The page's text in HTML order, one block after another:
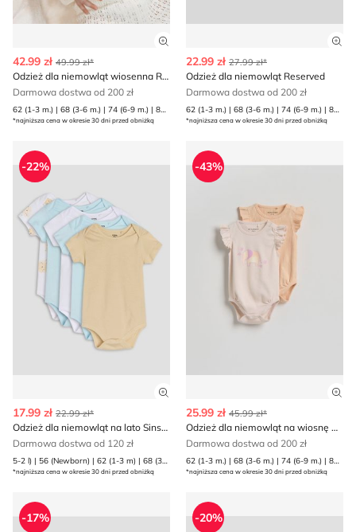
Zobacz szczegóły produktu
42.99 zł 49.99 zł*
Odzież dla niemowląt wiosenna Reserved
Darmowa dostwa od 200 zł
62 (1-3 m.) | 68 (3-6 m.) | 74 (6-9 m.) | 80 (9-12 m.)
*najniższa cena w okresie 30 dni przed obniżką
22.99 zł 27.99 zł*
Odzież dla niemowląt Reserved
Darmowa dostwa od 200 zł
62 (1-3 m.) | 68 (3-6 m.) | 74 (6-9 m.) | 80 (9-12 m.)
*najniższa cena w okresie 30 dni przed obniżką
Odzież dla niemowląt na lato Sinsay
-22%
Zobacz szczegóły produktu
17.99 zł 22.99 zł*
Odzież dla niemowląt na lato Sinsay
Darmowa dostwa od 120 zł
5-2 l) | 56 (Newborn) | 62 (1-3 m) | 68 (3-6 m) | 74 (6-9 m) | 80 (9-12 m) | 86 (12-18 m) | 92 (1 | 98 (2-3 l)
*najniższa cena w okresie 30 dni przed obniżką
Odzież dla niemowląt na
-43%
25.99 zł 45.99 zł*
Odzież dla niemowląt na wiosnę Reserved
Darmowa dostwa od 200 zł
62 (1-3 m.) | 68 (3-6 m.) | 74 (6-9 m.) | 80 (9-12 m.)
*najniższa cena w okresie 30 dni przed obniżką
Odzież dla niemowląt młodzieżowy Sinsay
-17%
Odzież dla niemowląt letnia
-20%